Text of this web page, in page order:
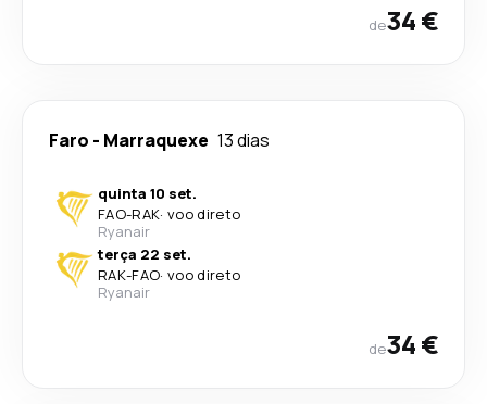
de34 €
Faro - Marraquexe 13 dias
quinta 10 set.
FAO-RAK· voo direto
Ryanair
terça 22 set.
RAK-FAO· voo direto
Ryanair
de34 €